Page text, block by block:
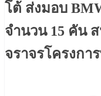
โต้ ส่งมอบ
จำนวน 15 คัน
จราจรโครงกา